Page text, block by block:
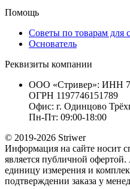
Помощь
Советы по товарам для
Основатель
Реквизиты компании
ООО «Стривер»: ИНН
ОГРН 1197746151789
Офис: г. Одинцово
Пн-Пт: 09:00-18:00
© 2019-2026 Striwer
Информация на сайте носит
является публичной
единицу измерения и
подтверждении заказа у